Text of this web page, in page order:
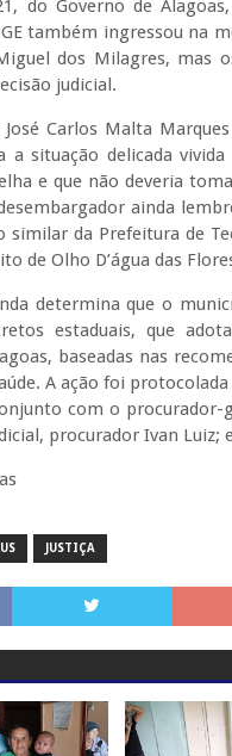
do Governo de
também ingressou na
dos Milagres, mas
judicial.
José Carlos Malta
a situação delicada
e que não deveria
ainda
similar da Prefeitura de
de Olho D’água das
determina que o
estaduais, que
baseadas nas
A ação foi
com o procurador-
procurador Ivan Luiz;
JUSTIÇA